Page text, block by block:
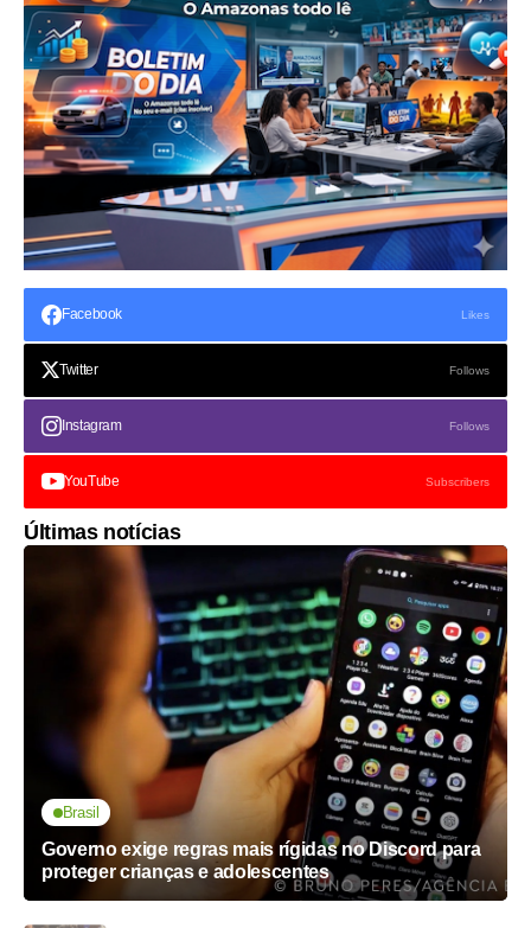
Facebook Likes
Twitter Follows
Instagram Follows
YouTube Subscribers
Últimas notícias
Brasil
Governo exige regras mais rígidas no Discord para
proteger crianças e adolescentes